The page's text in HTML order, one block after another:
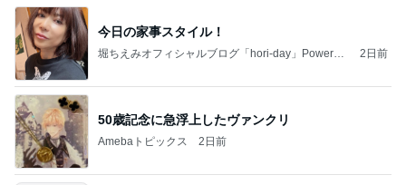
今日の家事スタイル！
堀ちえみオフィシャルブログ「hori-day」Powered
2日前
50歳記念に急浮上したヴァンクリ
Amebaトピックス 2日前